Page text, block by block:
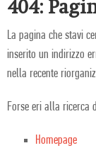
404:
La pagina che stavi
inserito un indirizzo
nella recente
Forse eri alla ricerca
Homepage